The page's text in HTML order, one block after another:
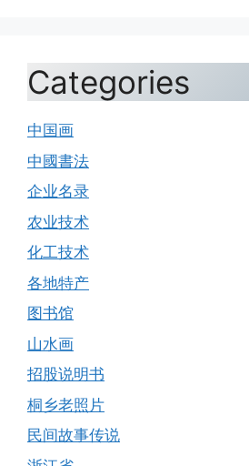
Categories
中国画
中國書法
企业名录
农业技术
化工技术
各地特产
图书馆
山水画
招股说明书
桐乡老照片
民间故事传说